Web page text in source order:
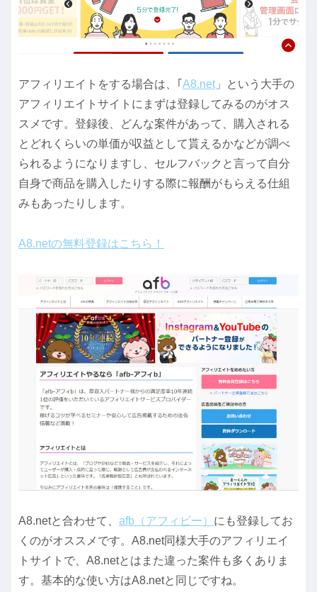
アフィリエイトをする場合は、｢ A8.net 」という大手の
アフィリエイトサイトにまずは登録してみるのがオス
スメです。登録後、どんな案件があって、購入される
とどれくらいの単価が収益として貰えるかなどが調べ
られるようになりますし、セルフバックと言って自分
自身で商品を購入したりする際に報酬がもらえる仕組
みもあったりします。
A8.netの無料登録はこちら！
A8.netと合わせて、 afb（アフィビー） にも登録してお
くのがオススメです。A8.net同様大手のアフィリエイ
トサイトで、A8.netとはまた違った案件も多くありま
す。基本的な使い方はA8.netと同じですね。